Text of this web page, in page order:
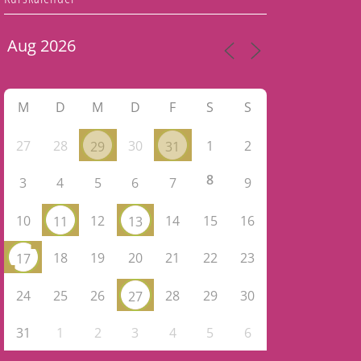
M D M D F S S
27 28 29 30 31 1 2
3 4 5 6 7 8 9
10 11 12 13 14 15 16
17 18 19 20 21 22 23
24 25 26 27 28 29 30
31 1 2 3 4 5 6